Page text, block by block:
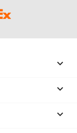


